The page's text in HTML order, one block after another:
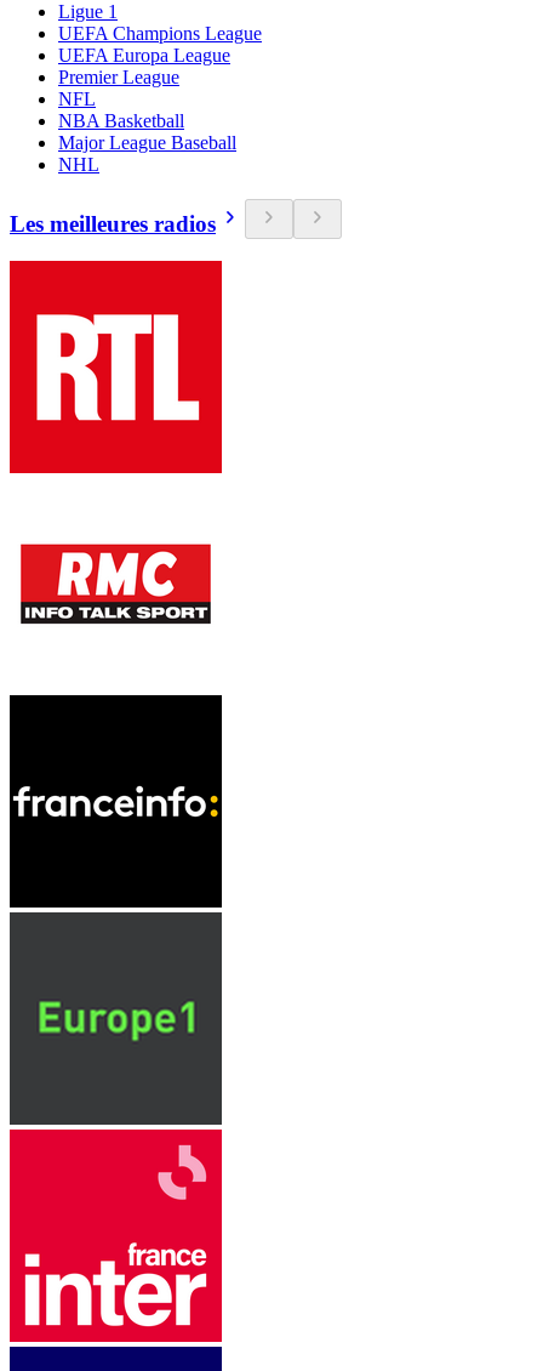
Ligue 1
UEFA Champions League
UEFA Europa League
Premier League
NFL
NBA Basketball
Major League Baseball
NHL
Les meilleures radios